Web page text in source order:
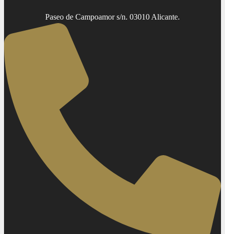
Paseo de Campoamor s/n. 03010 Alicante.